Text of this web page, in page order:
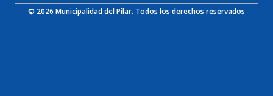
© 2026 Municipalidad del Pilar. Todos los derechos reservados